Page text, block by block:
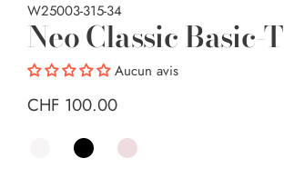
W25003-315-34
Neo Classic Basic-T
Aucun avis
CHF 100.00